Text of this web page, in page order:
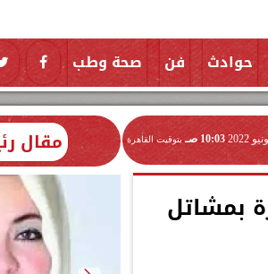
حوادث فن صحة وطب
10:03 صـ بتوقيت القاهرة
60 شجرة مثمرة بمشاتل
مقال